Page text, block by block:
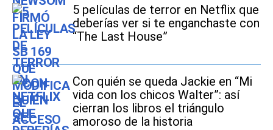
5 películas de terror en Netflix que
deberías ver si te enganchaste con
“The Last House”
Con quién se queda Jackie en “Mi
vida con los chicos Walter”: así
cierran los libros el triángulo
amoroso de la historia